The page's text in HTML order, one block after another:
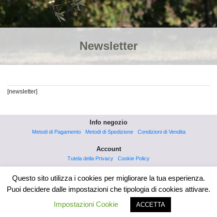
Newsletter
[newsletter]
Info negozio
Metodi di Pagamento Metodi di Spedizione Condizioni di Vendita
Account
Tutela della Privacy Cookie Policy
Antico Frantoio Guido Giardino ® - Frantoio Oleario Enzo Giardino - Via Mazzini,
Questo sito utilizza i cookies per migliorare la tua esperienza.
Puoi decidere dalle impostazioni che tipologia di cookies attivare.
Impostazioni Cookie
ACCETTA